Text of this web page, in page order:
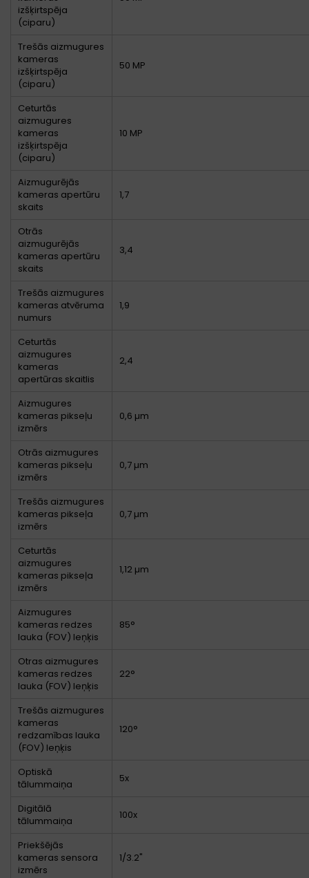
izšķirtspēja
(ciparu)
Trešās aizmugures
kameras
izšķirtspēja
(ciparu)
50 MP
Ceturtās
aizmugures
kameras
izšķirtspēja
(ciparu)
10 MP
Aizmugurējās
kameras apertūru
skaits
1,7
Otrās
aizmugurējās
kameras apertūru
skaits
3,4
Trešās aizmugures
kameras atvēruma
numurs
1,9
Ceturtās
aizmugures
kameras
apertūras skaitlis
2,4
Aizmugures
kameras pikseļu
izmērs
0,6 µm
Otrās aizmugures
kameras pikseļu
izmērs
0,7 µm
Trešās aizmugures
kameras pikseļa
izmērs
0,7 µm
Ceturtās
aizmugures
kameras pikseļa
izmērs
1,12 µm
Aizmugures
kameras redzes
lauka (FOV) leņķis
85°
Otras aizmugures
kameras redzes
lauka (FOV) leņķis
22°
Trešās aizmugures
kameras
redzamības lauka
(FOV) leņķis
120°
Optiskā
tālummaiņa
5x
Digitālā
tālummaiņa
100x
Priekšējās
kameras sensora
izmērs
1/3.2"